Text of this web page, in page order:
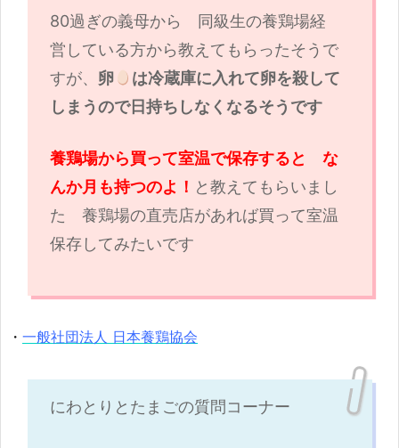
80過ぎの義母から 同級生の養鶏場経
営している方から教えてもらったそうで
すが、 卵
は冷蔵庫に入れて卵を殺して
しまうので日持ちしなくなるそうです
養鶏場から買って室温で保存すると な
んか月も持つのよ！ と教えてもらいまし
た 養鶏場の直売店があれば買って室温
保存してみたいです
・ 一般社団法人 日本養鶏協会
にわとりとたまごの質問コーナー